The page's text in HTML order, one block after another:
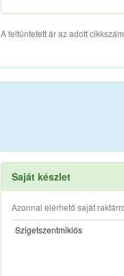
A feltüntetett ár az adott
Saját készlet
Azonnal elérhető saját
Szigetszentmiklós